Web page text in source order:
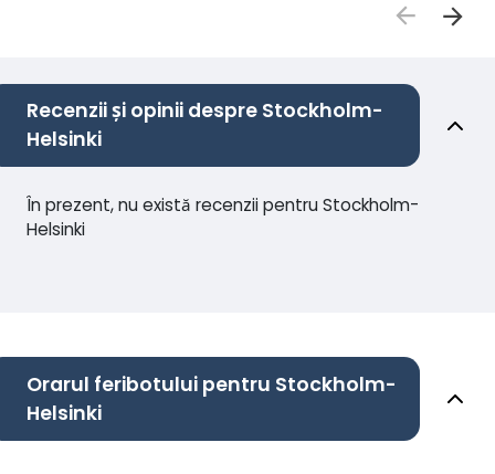
Recenzii și opinii despre Stockholm-
Helsinki
În prezent, nu există recenzii pentru Stockholm-
Helsinki
Orarul feribotului pentru Stockholm-
Helsinki